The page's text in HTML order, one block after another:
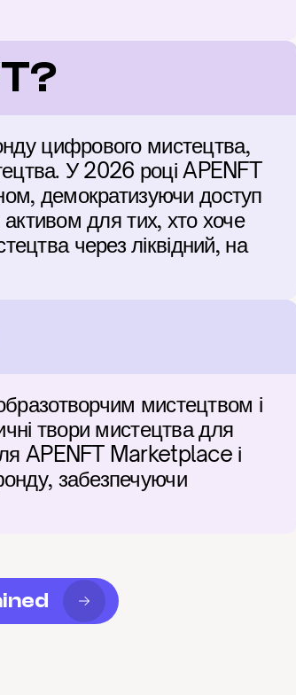
цифрового мистецтва,
У 2026 році APENFT
демократизуючи доступ
активом для тих, хто хоче
через ліквідний, на
мистецтвом і
твори мистецтва для
APENFT Marketplace і
забезпечуючи